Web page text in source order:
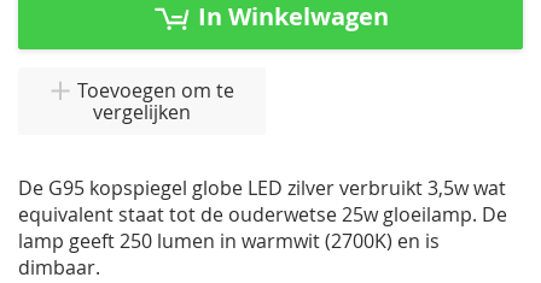
In Winkelwagen
Toevoegen om te
vergelijken
De G95 kopspiegel globe LED zilver verbruikt 3,5w wat
equivalent staat tot de ouderwetse 25w gloeilamp. De
lamp geeft 250 lumen in warmwit (2700K) en is
dimbaar.